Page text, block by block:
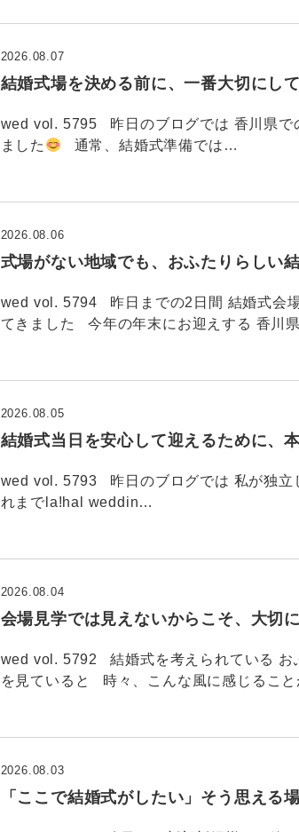
結婚式場を決める前に、一番大切にし
2026.08.07
wed vol. 5795 昨日のブログでは 香川県で
ました
通常、結婚式準備では…
式場がない地域でも、おふたりらしい
2026.08.06
wed vol. 5794 昨日までの2日間 結婚式会
てきました 今年の年末にお迎えする 香川
結婚式当日を安心して迎えるために、
2026.08.05
wed vol. 5793 昨日のブログでは 私が独立
れまでla!hal weddin…
会場見学では見えないからこそ、大切
2026.08.04
wed vol. 5792 結婚式を考えられている お
を見ていると 時々、こんな風に感じるこ
「ここで結婚式がしたい」そう思える
2026.08.03